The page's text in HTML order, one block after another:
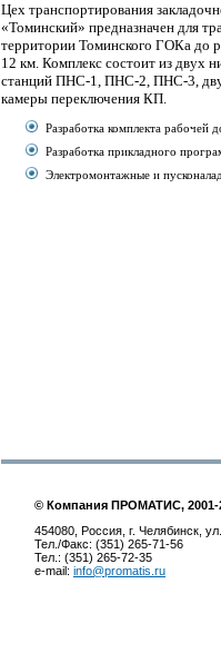
Цех транспортирования
«Томинский» предназначен для
территории Томинского ГОКа до
12 км. Комплекс состоит из двух
станций ПНС-1, ПНС-2, ПНС-3,
камеры переключения КП.
Разработка комплекта рабочей
Разработка прикладного
Электромонтажные и
© Компания ПРОМАТИС, 2001-
454080, Россия, г. Челябинск,
Тел./Факс: (351) 265-71-56
Тел.: (351) 265-72-35
e-mail: info@promatis.ru